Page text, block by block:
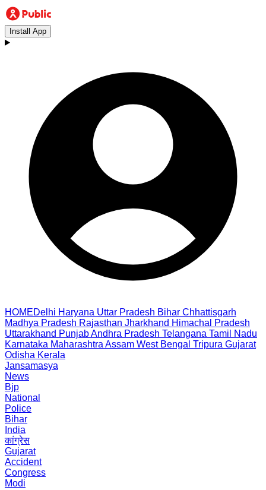
Install App
HOMEDelhi Haryana Uttar Pradesh Bihar Chhattisgarh
Madhya Pradesh Rajasthan Jharkhand Himachal Pradesh
Uttarakhand PunjabAndhra Pradesh Telangana Tamil Nadu
Karnataka Maharashtra Assam West Bengal Tripura Gujarat
Odisha Kerala
Jansamasya
News
Bjp
National
Police
Bihar
India
कांग्रेस
Gujarat
Accident
Congress
Modi